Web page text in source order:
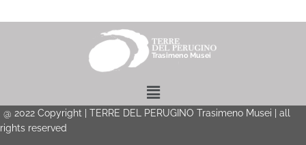
Menu
@ 2022 Copyright | TERRE DEL PERUGINO Trasimeno Musei | all
rights reserved